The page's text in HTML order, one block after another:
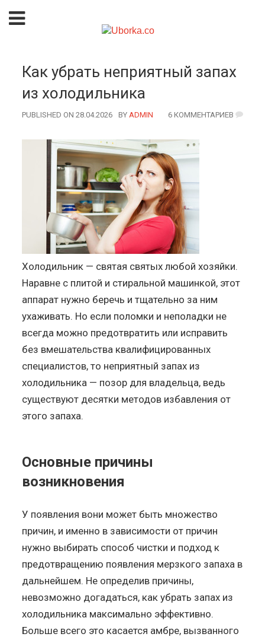
Как убрать неприятный запах
из холодильника
PUBLISHED ON 28.04.2026 BY AUTHOR
ADMIN 6 КОММЕНТАРИЕВ
Холодильник — святая святых любой хозяйки.
Наравне с плитой и стиральной машинкой, этот
аппарат нужно беречь и тщательно за ним
ухаживать. Но если поломки и неполадки не
всегда можно предотвратить или исправить
без вмешательства квалифицированных
специалистов, то неприятный запах из
холодильника — позор для владельца, ведь
существуют десятки методов избавления от
этого запаха.
Основные причины
возникновения
У появления вони может быть множество
причин, и именно в зависимости от причин
нужно выбирать способ чистки и подход к
предотвращению появления мерзкого запаха в
дальнейшем. Не определив причины,
невозможно догадаться, как убрать запах из
холодильника максимально эффективно.
Больше всего это касается амбре, вызванного